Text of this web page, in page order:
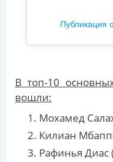
Публикация
В топ-10
вошли:
Мохамед
Килиан
Рафинья Диас